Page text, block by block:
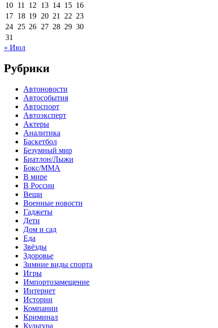
10 11 12 13 14 15 16
17 18 19 20 21 22 23
24 25 26 27 28 29 30
31
« Июл
Рубрики
Автоновости
Автособытия
Автоспорт
Автоэксперт
Актеры
Аналитика
Баскетбол
Безумный мир
Биатлон/Лыжи
Бокс/MMA
В мире
В России
Вещи
Военные новости
Гаджеты
Дети
Дом и сад
Еда
Звёзды
Здоровье
Зимние виды спорта
Игры
Импортозамещение
Интернет
Истории
Компании
Криминал
Культура